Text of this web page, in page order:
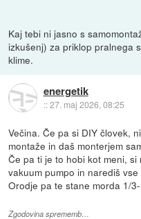
Kaj tebi ni jasno s
izkušenj) za priklop pralnega
klime.
energetik
::27. maj 2026, 08:25
Večina. Če pa si DIY človek,
montaže in daš monterjem
Če pa ti je to hobi kot meni,
vakuum pumpo in narediš
Orodje pa te stane morda 1/
Zgodovina sprememb…